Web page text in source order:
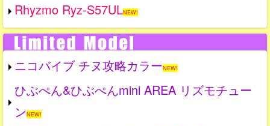
Rhyzmo Ryz-S57ULNEW!
ニコバイブ チヌ攻略カラーNEW!
ひぶぺん&ひぶぺんmini AREA リズモチュー
ンNEW!